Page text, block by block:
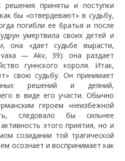
решения приняты и поступки
бы «отвердевают» в судьбу,
погибли ее братья и после
умертвила своих детей и
она «дает судьбе вырасти,
— Akv, 39): она раздает
гуннского короля. Итак,
свою судьбу. Он принимает
решений и деяний,
в виде его участи. Обычно
героем «неизбежной
следовало бы сильнее
этого приятия, но и
созидании той трагической
осознает и воспринимает как